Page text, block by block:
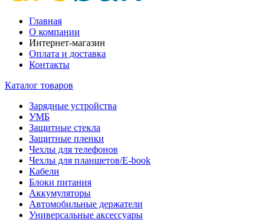
Главная
О компании
Интернет-магазин
Оплата и доставка
Контакты
Каталог товаров
Зарядные устройства
УМБ
Защитные стекла
Защитные пленки
Чехлы для телефонов
Чехлы для планшетов/E-book
Кабели
Блоки питания
Аккумуляторы
Автомобильные держатели
Универсальные аксессуары